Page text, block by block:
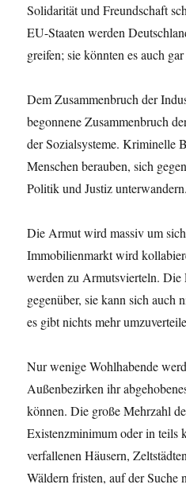
Solidarität und Freundschaft
EU-Staaten werden
greifen; sie könnten es auch
Dem Zusammenbruch der
begonnene Zusammenbruch
der Sozialsysteme. Kriminelle
Menschen berauben, sich
Politik und Justiz unterwandern.
Die Armut wird massiv um
Immobilienmarkt wird
werden zu Armutsvierteln.
gegenüber, sie kann sich auch
es gibt nichts mehr
Nur wenige Wohlhabende
Außenbezirken ihr
können. Die große Mehrzahl
Existenzminimum oder in teils
verfallenen Häusern,
Wäldern fristen, auf der Suche